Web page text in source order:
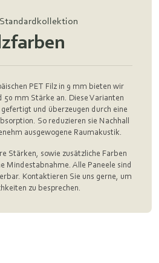
PET Filz in 9 mm bieten wir
50 mm Stärke an. Diese Varianten
und überzeugen durch eine
So reduzieren sie Nachhall
ausgewogene Raumakustik.
Stärken, sowie zusätzliche Farben
Mindestabnahme. Alle Paneele sind
Kontaktieren Sie uns gerne, um
zu besprechen.